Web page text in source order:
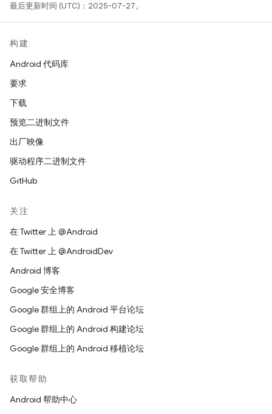
最后更新时间 (UTC)：2025-07-27。
构建
Android 代码库
要求
下载
预览二进制文件
出厂映像
驱动程序二进制文件
GitHub
关注
在 Twitter 上 @Android
在 Twitter 上 @AndroidDev
Android 博客
Google 安全博客
Google 群组上的 Android 平台论坛
Google 群组上的 Android 构建论坛
Google 群组上的 Android 移植论坛
获取帮助
Android 帮助中心